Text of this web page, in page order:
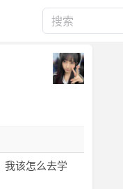
我该怎么去学